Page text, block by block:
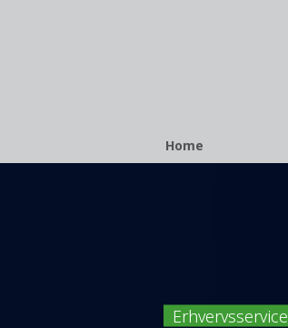
Breadcrumb
Home
Erhvervsservice